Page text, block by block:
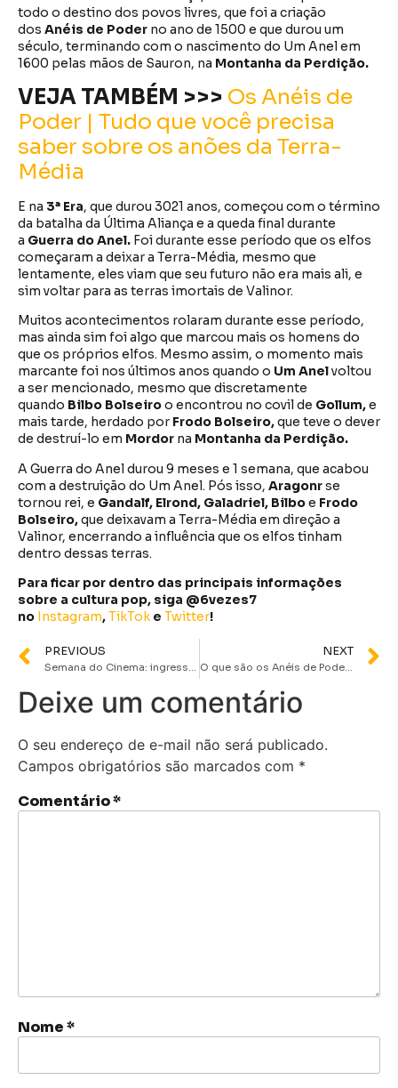
todo o destino dos povos livres, que foi a criação
dos Anéis de Poder no ano de 1500 e que durou um
século, terminando com o nascimento do Um Anel em
1600 pelas mãos de Sauron, na Montanha da Perdição.
VEJA TAMBÉM >>> Os Anéis de
Poder | Tudo que você precisa
saber sobre os anões da Terra-
Média
E na 3ª Era, que durou 3021 anos, começou com o término
da batalha da Última Aliança e a queda final durante
a Guerra do Anel. Foi durante esse período que os elfos
começaram a deixar a Terra-Média, mesmo que
lentamente, eles viam que seu futuro não era mais ali, e
sim voltar para as terras imortais de Valinor.
Muitos acontecimentos rolaram durante esse período,
mas ainda sim foi algo que marcou mais os homens do
que os próprios elfos. Mesmo assim, o momento mais
marcante foi nos últimos anos quando o Um Anelvoltou
a ser mencionado, mesmo que discretamente
quando Bilbo Bolseiroo encontrou no covil de Gollum,e
mais tarde, herdado por Frodo Bolseiro,que teve o dever
de destruí-lo em Mordor na Montanha da Perdição.
A Guerra do Anel durou 9 meses e 1 semana, que acabou
com a destruição do Um Anel. Pós isso, Aragonrse
tornou rei, e Gandalf, Elrond, Galadriel, Bilboe Frodo
Bolseiro,que deixavam a Terra-Média em direção a
Valinor, encerrando a influência que os elfos tinham
dentro dessas terras.
Para ficar por dentro das principais informações
sobre a cultura pop, siga @6vezes7
no Instagram,TikToke Twitter!
PREVIOUS NEXT
O que são os Anéis de Poder? Conheça os artefatos que são destaque na série do Senhor dos Anéis
Deixe um comentário
O seu endereço de e-mail não será publicado.
Campos obrigatórios são marcados com *
Comentário*
Nome*